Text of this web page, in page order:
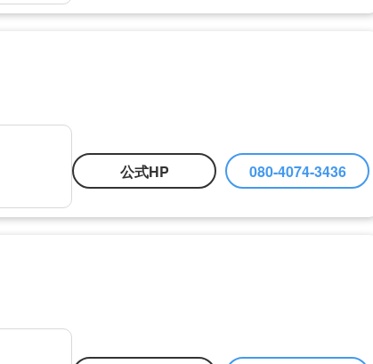
公式HP 080-4074-3436